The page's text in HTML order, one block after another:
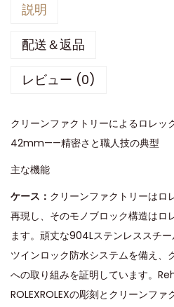
説明
配送＆返品
レビュー (0)
クリーンファクトリーによるロレッ
42mm——精密さと職人技の典型
主な機能
ケース： クリーンファクトリーはロ
再現し、そのモノブロック構造はロ
ます。頑丈な904Lステンレススチ
ツインロック防水システムを備え、
への取り組みを証明しています。
ROLEXROLEXの彫刻とクリーンフ